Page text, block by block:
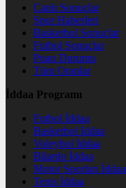
Canlı Sonuçlar
Spor Haberleri
Basketbol Sonuçlar
Futbol Sonuçlar
Puan Durumu
Tüm Oranlar
İddaa Programı
Futbol İddaa
Basketbol İddaa
Voleybol İddaa
Bilardo İddaa
Motor Sporları İddaa
Tenis İddaa